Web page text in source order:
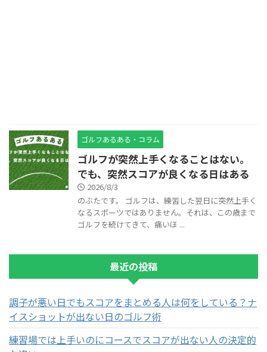
ゴルフあるある・コラム
ゴルフが突然上手くなることはない。
でも、突然スコアが良くなる日はある
2026/8/3
のぶたです。 ゴルフは、練習した翌日に突然上手く
なるスポーツではありません。それは、この歳まで
ゴルフを続けてきて、痛いほ ...
最近の投稿
調子が悪い日でもスコアをまとめる人は何をしている？ナ
イスショットが出ない日のゴルフ術
練習場では上手いのにコースでスコアが出ない人の決定的